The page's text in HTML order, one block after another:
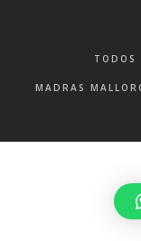
TODOS
MADRAS